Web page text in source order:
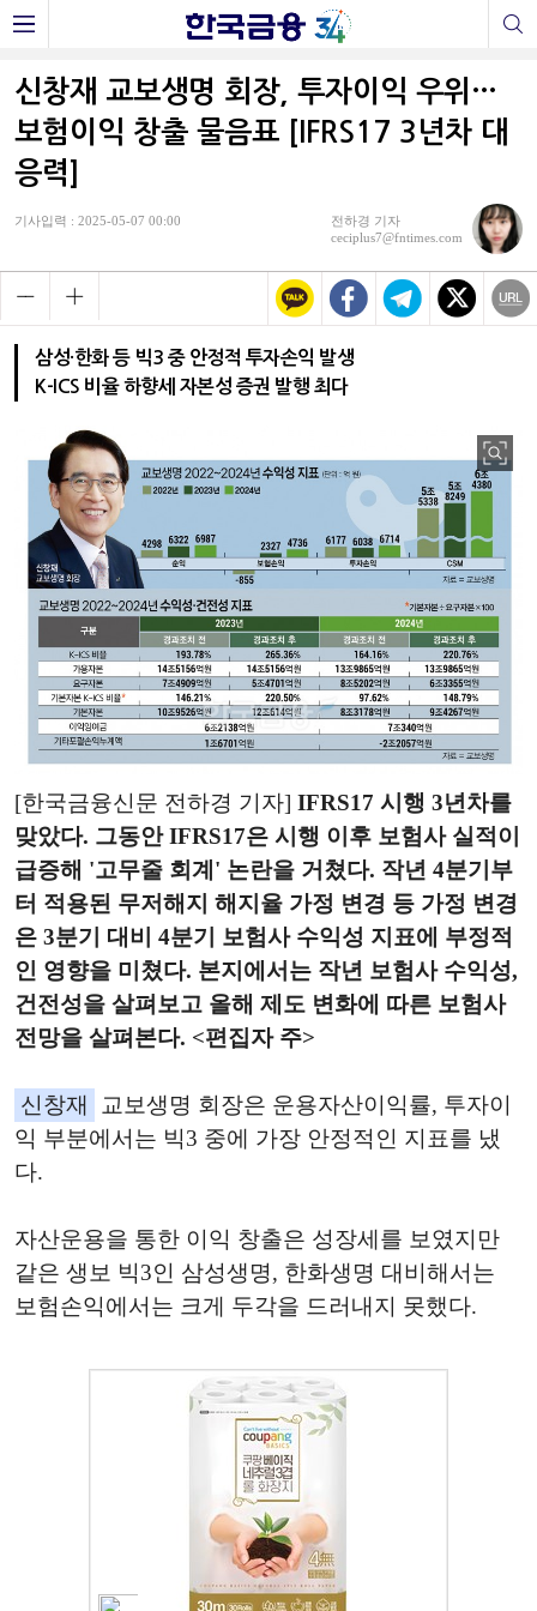
신창재 교보생명 회장, 투자이익 우위…
보험이익 창출 물음표 [IFRS17 3년차 대
응력]
기사입력 : 2025-05-07 00:00
전하경 기자
ceciplus7@fntimes.com
삼성·한화 등 빅3 중 안정적 투자손익 발생
K-ICS 비율 하향세 자본성 증권 발행 최다
[한국금융신문 전하경 기자] IFRS17 시행 3년차를
맞았다. 그동안 IFRS17은 시행 이후 보험사 실적이
급증해 '고무줄 회계' 논란을 거쳤다. 작년 4분기부
터 적용된 무저해지 해지율 가정 변경 등 가정 변경
은 3분기 대비 4분기 보험사 수익성 지표에 부정적
인 영향을 미쳤다. 본지에서는 작년 보험사 수익성,
건전성을 살펴보고 올해 제도 변화에 따른 보험사
전망을 살펴본다. <편집자 주>
신창재
교보생명 회장은 운용자산이익률, 투자이
익 부분에서는 빅3 중에 가장 안정적인 지표를 냈
다.
자산운용을 통한 이익 창출은 성장세를 보였지만
같은 생보 빅3인 삼성생명, 한화생명 대비해서는
보험손익에서는 크게 두각을 드러내지 못했다.